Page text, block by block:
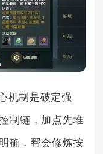
机制是破定强
制链，加点先堆
确，帮会修炼按